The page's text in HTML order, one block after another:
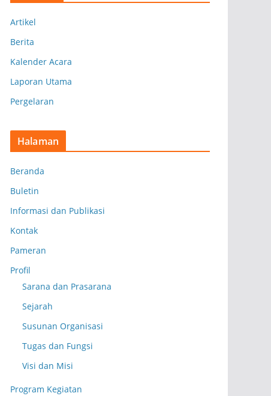
Artikel
Berita
Kalender Acara
Laporan Utama
Pergelaran
Halaman
Beranda
Buletin
Informasi dan Publikasi
Kontak
Pameran
Profil
Sarana dan Prasarana
Sejarah
Susunan Organisasi
Tugas dan Fungsi
Visi dan Misi
Program Kegiatan